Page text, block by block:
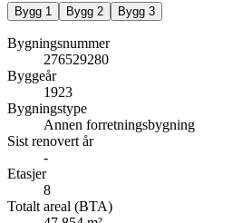
Bygg 1 Bygg 2 Bygg 3
Bygningsnummer
276529280
Byggeår
1923
Bygningstype
Annen forretningsbygning
Sist renovert år
-
Etasjer
8
Totalt areal (BTA)